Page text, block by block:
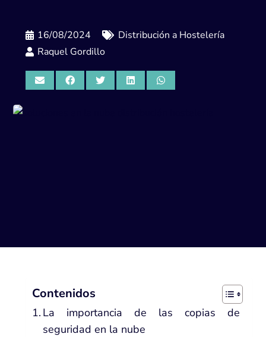
16/08/2024
Distribución a Hostelería
Raquel Gordillo
Contenidos
La importancia de las copias de
seguridad en la nube